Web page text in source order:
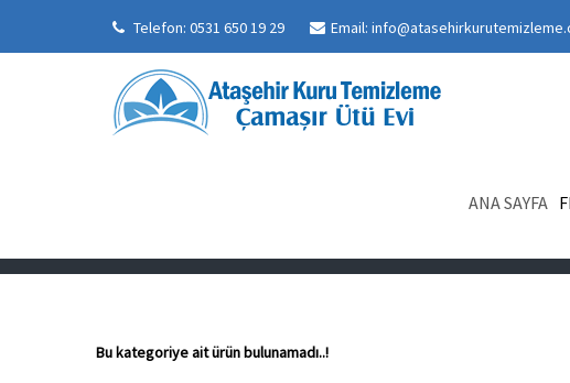
Telefon: 0531 650 19 29 Email:
ANA SAYFA
HATA ! UR-804 Ürün
Bu kategoriye ait ürün bulunamadı..!